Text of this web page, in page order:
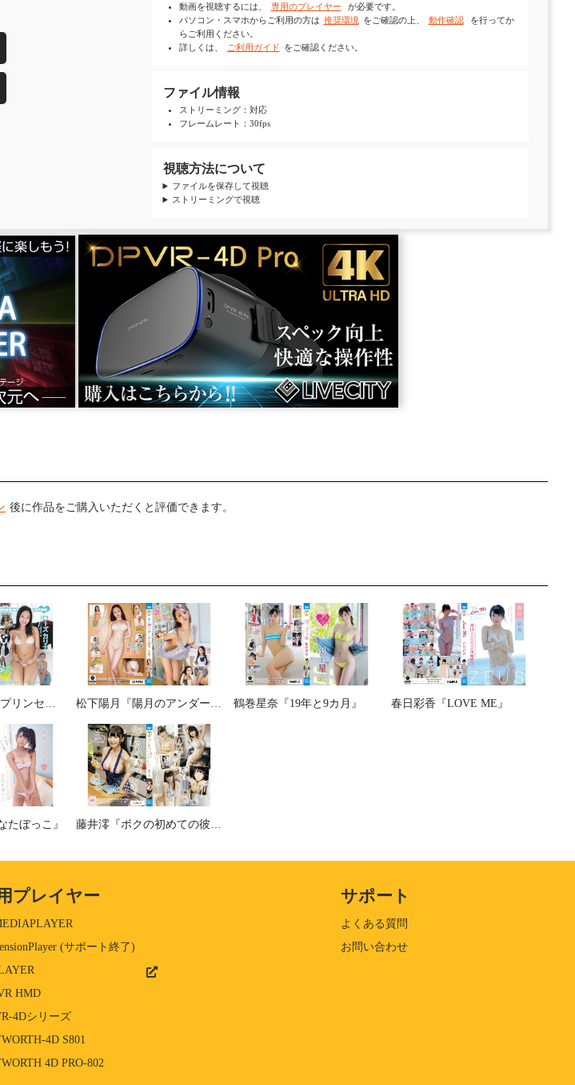
動画を視聴するには、 専用のプレイヤー
が必要です。
パソコン・スマホからご利用の方は 推奨環境 をご確認の上、 動作確認
を行ってか
らご利用ください。
詳しくは、
ご利用ガイド をご確認ください。
ファイル情報
ストリーミング：対応
フレームレート：30fps
視聴方法について
ファイルを保存して視聴
ストリーミングで視聴
後に作品をご購入いただくと評価できます。
鶴巻星奈『19年と9カ月』 春日彩香『LOVE ME』
たぼっこ』
プレイヤー
(サポート終了)
HMD
4Dシリーズ
4D S801
4D PRO-802
サポート
よくある質問
お問い合わせ